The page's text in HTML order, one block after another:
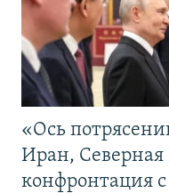
«Ось
Иран, Северная
конфронтация